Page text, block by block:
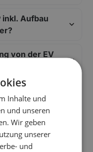
inkl. Aufbau
von der EV
18SP?
auch ohne
Inhalte und
und unseren
Wir geben
unserer
und